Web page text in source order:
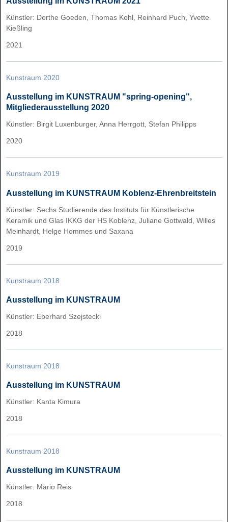
Künstler: Dorthe Goeden, Thomas Kohl, Reinhard Puch, Yvette
Kießling
2021
Kunstraum 2020
Ausstellung im KUNSTRAUM "spring-opening",
Mitgliederausstellung 2020
Künstler: Birgit Luxenburger, Anna Herrgott, Stefan Philipps
2020
Kunstraum 2019
Ausstellung im KUNSTRAUM Koblenz-Ehrenbreitstein
Künstler: Sechs Studierende des Instituts für Künstlerische
Keramik und Glas IKKG der HS Koblenz, Juliane Gottwald, Willes
Meinhardt, Helge Hommes und Saxana
2019
Kunstraum 2018
Ausstellung im KUNSTRAUM
Künstler: Eberhard Szejstecki
2018
Kunstraum 2018
Ausstellung im KUNSTRAUM
Künstler: Kanta Kimura
2018
Kunstraum 2018
Ausstellung im KUNSTRAUM
Künstler: Mario Reis
2018